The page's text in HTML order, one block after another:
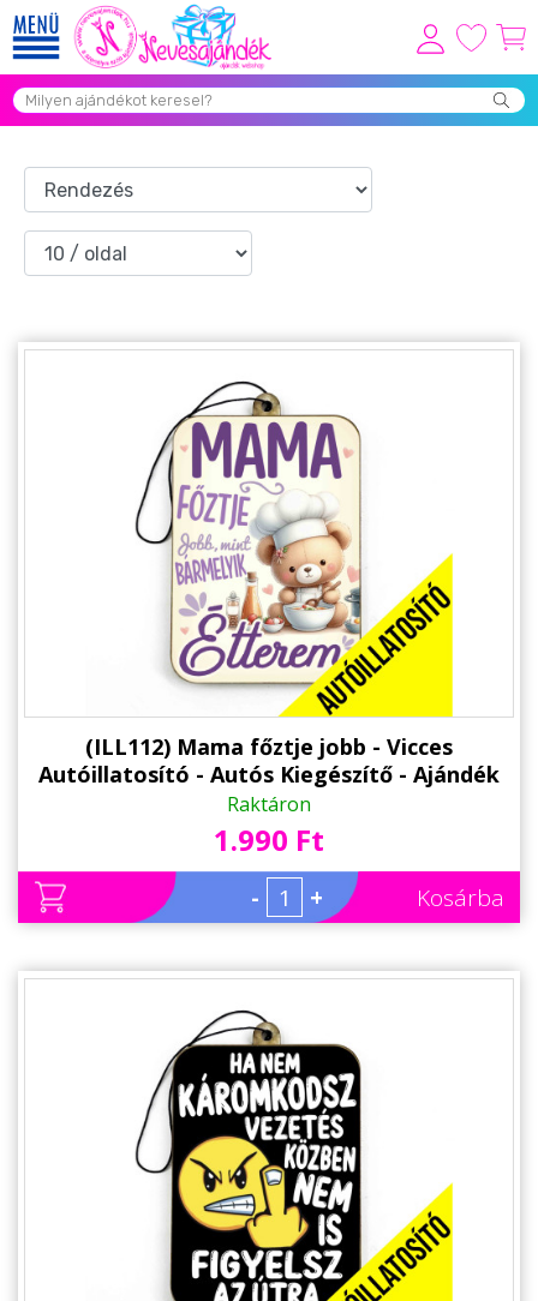
Viszonteladóknak
Grill Party Kellékek ❤️
Egyedi Ajándékok Rendelés
Vicces Pólók
Szerelmes Ajándékok ❤
Budapest Ajándéktárgyak
Szülinapi ajándékok
Ajándék Ötletek Férfiaknak
Ajándék Gyerekeknek
Családtagoknak
Névnapi ajándékok
Sport/Hobbi szerint
Állatos ajándéktárgyak
(ILL112) Mama főztje jobb - Vicces
Autóillatosító - Autós Kiegészítő - Ajándék
Nagymamának
Raktáron
1.990 Ft
- + Kosárba